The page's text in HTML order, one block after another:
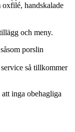
handskalade
och meny.
porslin
så tillkommer
inga obehagliga